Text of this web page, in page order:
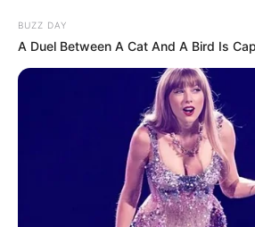
BUZZ DAY
A Duel Between A Cat And A Bird Is